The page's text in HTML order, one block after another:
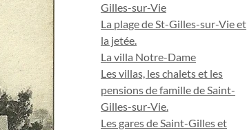
Gilles-sur-Vie
La plage de St-Gilles-sur-Vie et
la jetée.
La villa Notre-Dame
Les villas, les chalets et les
pensions de famille de Saint-
Gilles-sur-Vie.
Les gares de Saint-Gilles et